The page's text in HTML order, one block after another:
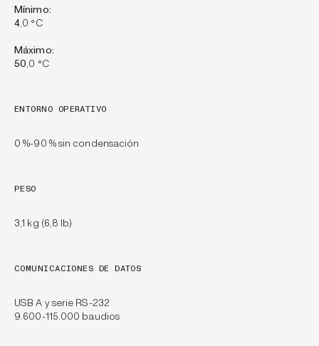
Mínimo:
4,0 °C
Máximo:
50,0 °C
ENTORNO OPERATIVO
0 %-90 % sin condensación
PESO
3,1 kg (6,8 lb)
COMUNICACIONES DE DATOS
USB A y serie RS-232
9.600-115.000 baudios